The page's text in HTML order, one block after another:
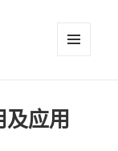
应用